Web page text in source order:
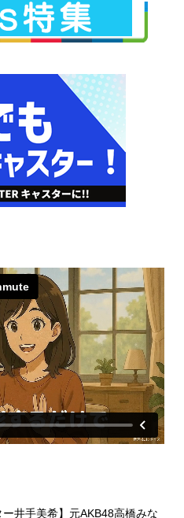
井手美希】元AKB48高橋みな